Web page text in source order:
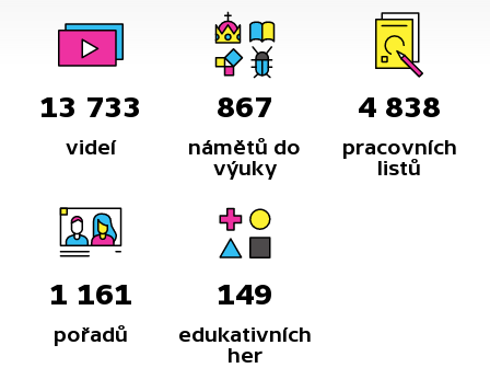
13 733
videí
867
námětů do
výuky
4 838
pracovních
listů
1 161
pořadů
149
edukativních
her